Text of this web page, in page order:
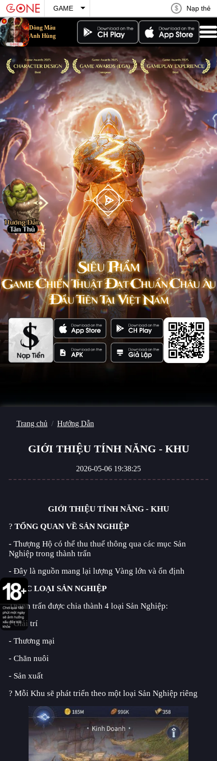
GAME
Dòng Máu Anh Hùng
Vườn Hoa Hạnh Phúc
Vận Mệnh Anh Hùng
Hồi Ức Kiếm Thế
Phong Ma Tam Quốc
Đại Chiến Tanks
Nhất Niệm Tiêu Dao
Đội Hình Tối Thượng
Mã Tiến Hóa X
Vương Quốc Ánh Sáng
Mật Mã Gaia
Cổ Điển - Thánh Địa AFK
Song Hành - Thánh Địa AFK
Thiên Mệnh Đăng Tiên
Liên Minh Chiến Hạm: Tam Cực
Huyền Thoại Bóng Đá
Nạp thẻ
Dòng Máu
Anh Hùng
Trang chủ Hướng Dẫn
GIỚI THIỆU TÍNH NĂNG - KHU
2026-05-06 19:38:25
GIỚI THIỆU TÍNH NĂNG - KHU
? TỔNG QUAN VỀ SẢN NGHIỆP
- Thượng Hộ có thể thu thuế thông qua các mục Sản
Nghiệp trong thành trấn
- Đây là nguồn mang lại lượng Vàng lớn và ổn định
?️CÁC LOẠI SẢN NGHIỆP
Thành trấn được chia thành 4 loại Sản Nghiệp:
- Giải trí
- Thương mại
- Chăn nuôi
- Sản xuất
? Mỗi Khu sẽ phát triển theo một loại Sản Nghiệp riêng